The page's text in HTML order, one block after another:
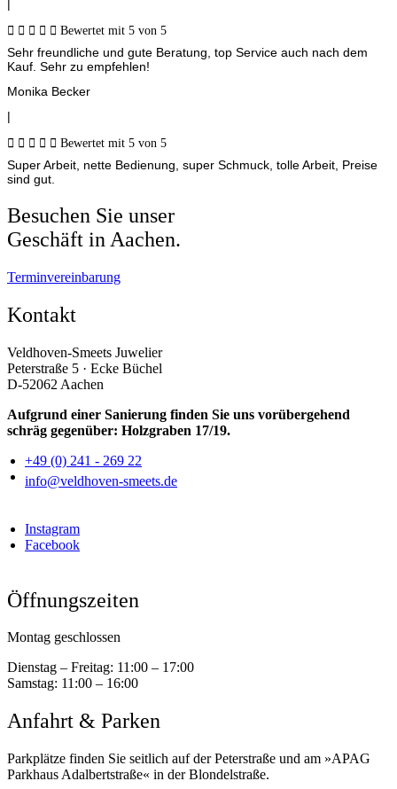
     Bewertet mit 5 von 5
Sehr freundliche und gute Beratung, top Service auch nach dem
Kauf. Sehr zu empfehlen!
Monika Becker
|
     Bewertet mit 5 von 5
Super Arbeit, nette Bedienung, super Schmuck, tolle Arbeit, Preise
sind gut.
Besuchen Sie unser
Geschäft in Aachen.
Terminvereinbarung
Kontakt
Veldhoven-Smeets Juwelier
Peterstraße 5 · Ecke Büchel
D-52062 Aachen
Aufgrund einer Sanierung finden Sie uns vorübergehend
schräg gegenüber: Holzgraben 17/19.
+49 (0) 241 - 269 22
info@veldhoven-smeets.de
Instagram
Facebook
Öffnungszeiten
Montag geschlossen
Dienstag – Freitag: 11:00 – 17:00
Samstag: 11:00 – 16:00
Anfahrt & Parken
Parkplätze finden Sie seitlich auf der Peterstraße und am »APAG
Parkhaus Adalbertstraße« in der Blondelstraße.